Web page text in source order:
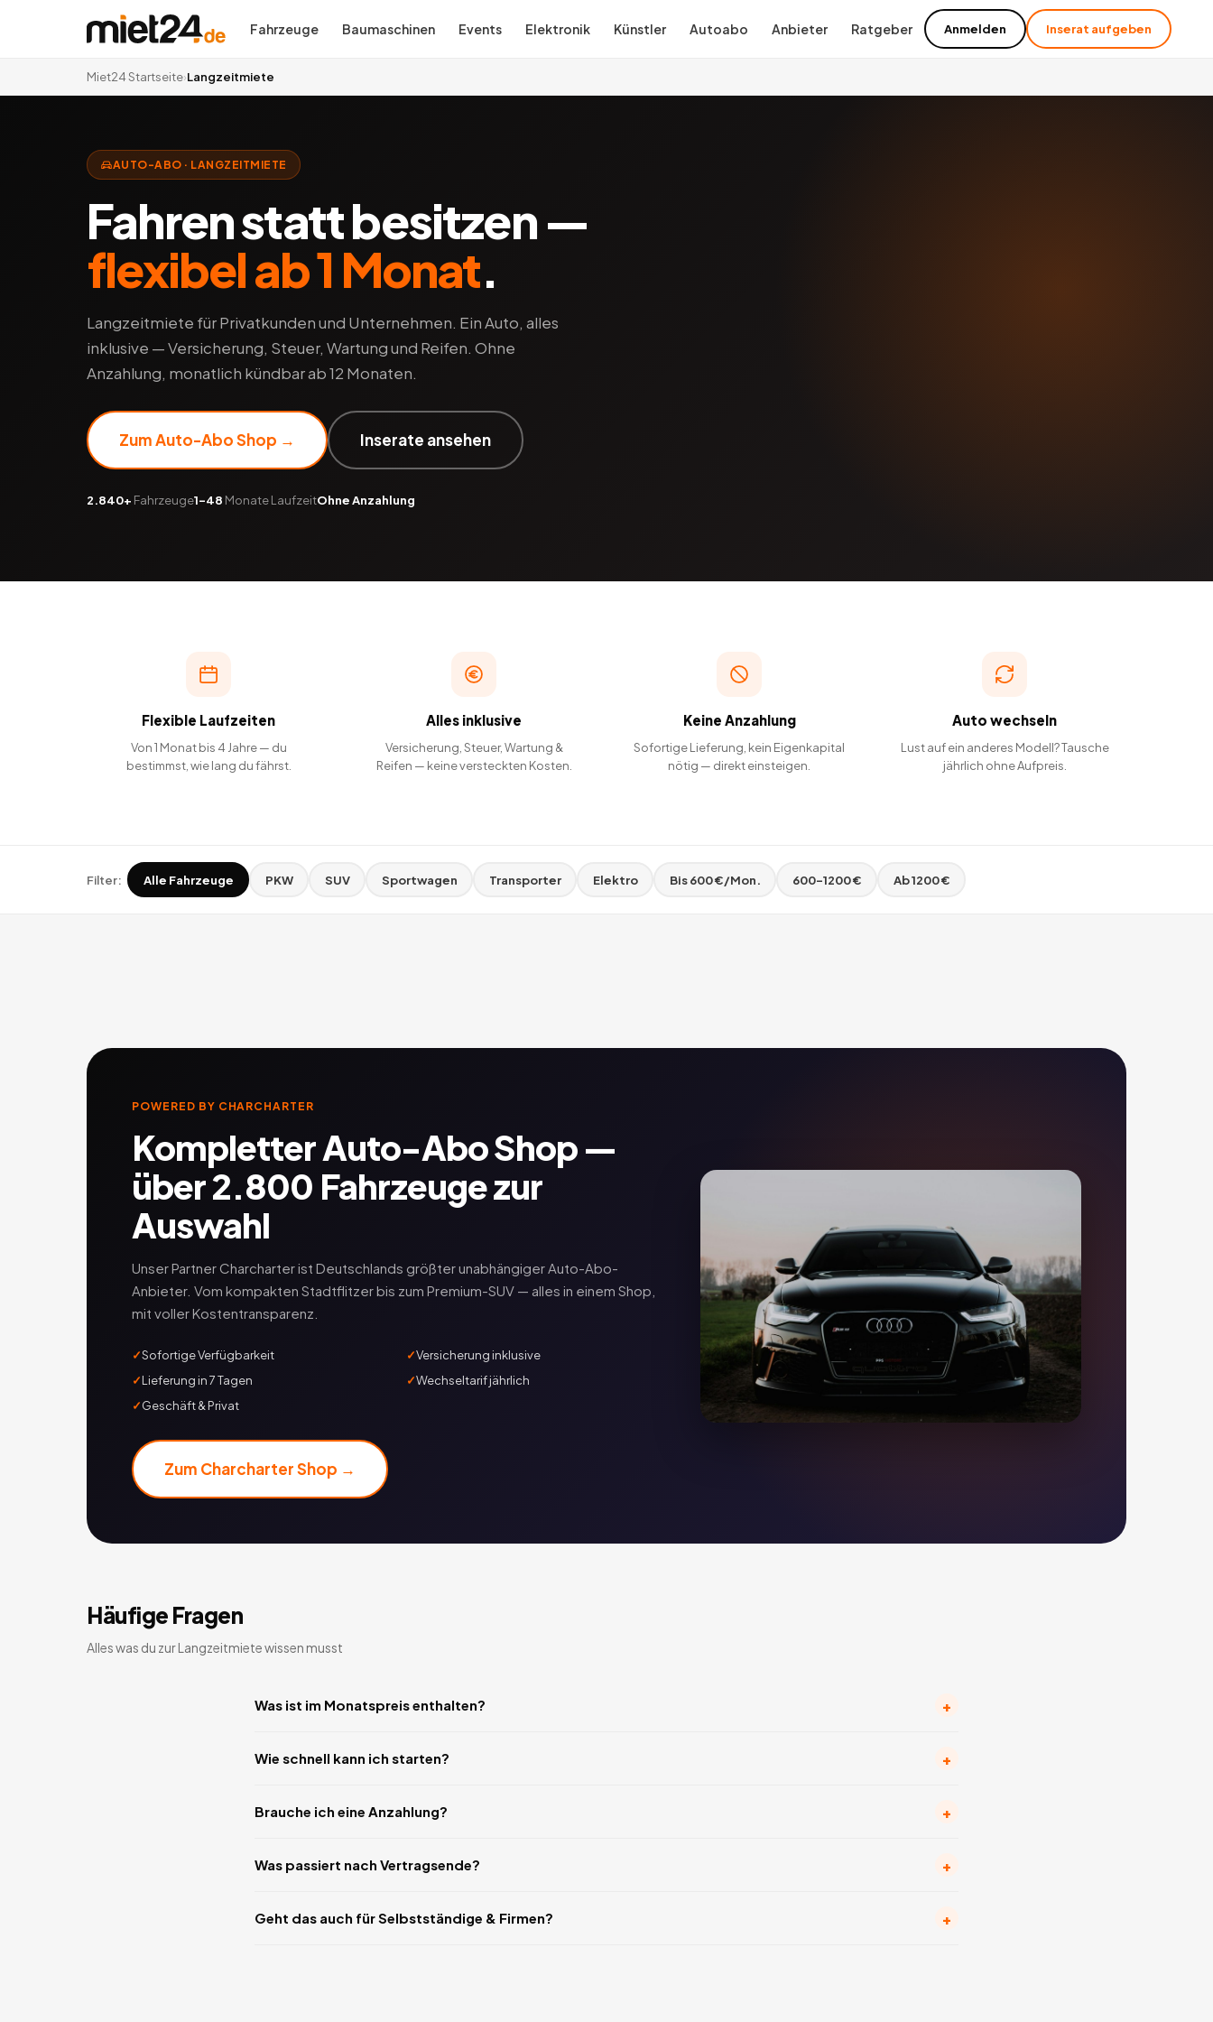
Fahrzeuge Baumaschinen Events Elektronik Künstler Autoabo Anbieter Ratgeber Anmelden Inserat aufgeben
Miet24 Startseite›Langzeitmiete
AUTO-ABO · LANGZEITMIETE
Fahren statt besitzen —
flexibel ab 1 Monat.
Langzeitmiete für Privatkunden und Unternehmen. Ein Auto, alles
inklusive — Versicherung, Steuer, Wartung und Reifen. Ohne
Anzahlung, monatlich kündbar ab 12 Monaten.
Zum Auto-Abo Shop → Inserate ansehen
2.840+ Fahrzeuge1–48 Monate LaufzeitOhne Anzahlung
Flexible Laufzeiten
Von 1 Monat bis 4 Jahre — du
bestimmst, wie lang du fährst.
Alles inklusive
Versicherung, Steuer, Wartung &
Reifen — keine versteckten Kosten.
Keine Anzahlung
Sofortige Lieferung, kein Eigenkapital
nötig — direkt einsteigen.
Auto wechseln
Lust auf ein anderes Modell? Tausche
jährlich ohne Aufpreis.
Filter: Alle Fahrzeuge PKW SUV Sportwagen Transporter Elektro Bis 600 €/Mon. 600–1200 € Ab 1200 €
POWERED BY CHARCHARTER
Kompletter Auto-Abo Shop —
über 2.800 Fahrzeuge zur
Auswahl
Unser Partner Charcharter ist Deutschlands größter unabhängiger Auto-Abo-
Anbieter. Vom kompakten Stadtflitzer bis zum Premium-SUV — alles in einem Shop,
mit voller Kostentransparenz.
Sofortige Verfügbarkeit
Versicherung inklusive
Lieferung in 7 Tagen
Wechseltarif jährlich
Geschäft & Privat
Zum Charcharter Shop →
Häufige Fragen
Alles was du zur Langzeitmiete wissen musst
Was ist im Monatspreis enthalten? +
Wie schnell kann ich starten? +
Brauche ich eine Anzahlung? +
Was passiert nach Vertragsende? +
Geht das auch für Selbstständige & Firmen? +